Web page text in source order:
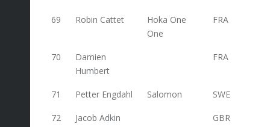
69 Robin Cattet
Hoka One
One
FRA
70
Damien
Humbert
FRA
71 Petter Engdahl Salomon SWE
72 Jacob Adkin GBR